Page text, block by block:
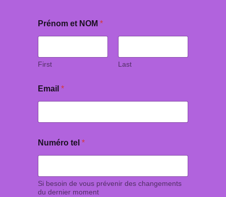
Prénom et NOM *
First Last
Email *
Numéro tel *
Si besoin de vous prévenir des changements
du dernier moment